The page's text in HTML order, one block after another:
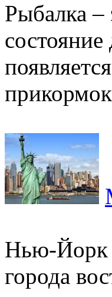
Рыбалка –
Нью-Йорк
города